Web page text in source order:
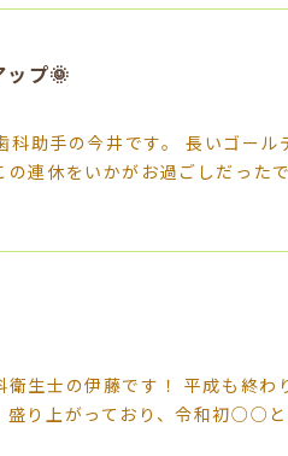
プ🌞
科助手の今井です。 長いゴール
の連休をいかがお過ごしだった
衛生士の伊藤です！ 平成も終わ
盛り上がっており、令和初○○